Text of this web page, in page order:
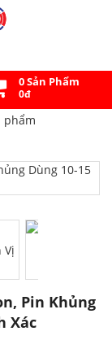
0 Sản Phẩm
0đ
phẩm
Pin Khủng
Xác